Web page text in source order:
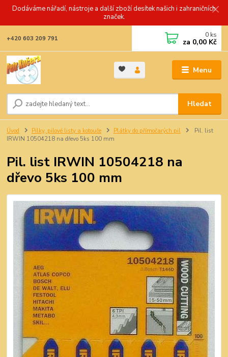
Dodáváme nářadí, nástroje a další zboží desítek našich i zahraničních
značek.
Menu
Hledat
+420 603 209 791 0 ks
za 0,00 Kč
Úvod Pilky, pilové listy a kotouče Plátky do přímočarých pil
Pil. list
IRWIN 10504218 na dřevo 5ks 100 mm
Pil. list IRWIN 10504218 na
dřevo 5ks 100 mm